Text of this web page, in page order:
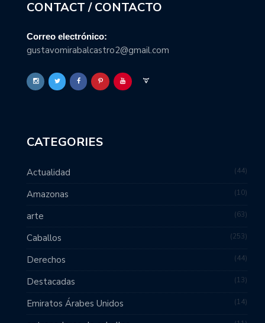
CONTACT / CONTACTO
Correo electrónico:
gustavomirabalcastro2@gmail.com
CATEGORIES
Actualidad 44
Amazonas 10
arte 63
Caballos 253
Derechos 44
Destacadas 13
Emiratos Árabes Unidos 14